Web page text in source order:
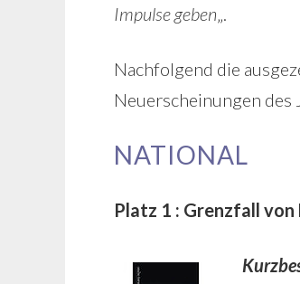
Impulse geben„.
Nachfolgend die
Neuerscheinungen des
NATIONAL
Platz 1 : Grenzfall